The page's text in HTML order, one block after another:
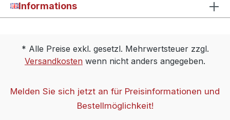
Informations
* Alle Preise exkl. gesetzl. Mehrwertsteuer zzgl.
Versandkosten wenn nicht anders angegeben.
Melden Sie sich jetzt an für Preisinformationen und
Bestellmöglichkeit!